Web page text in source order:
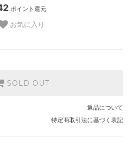
ポイント還元
お気に入り
SOLD OUT
返品について
特定商取引法に基づく表記